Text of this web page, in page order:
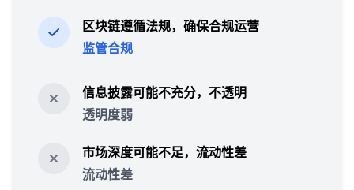
区块链遵循法规，确保合规运营
监管合规
信息披露可能不充分，不透明
透明度弱
市场深度可能不足，流动性差
流动性差